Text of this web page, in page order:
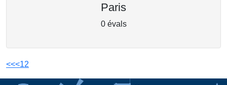
Paris
0 évals
<<<12